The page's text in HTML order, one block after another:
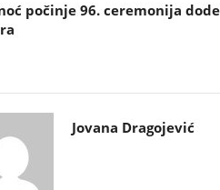
počinje 96. ceremonija
Jovana Dragojević